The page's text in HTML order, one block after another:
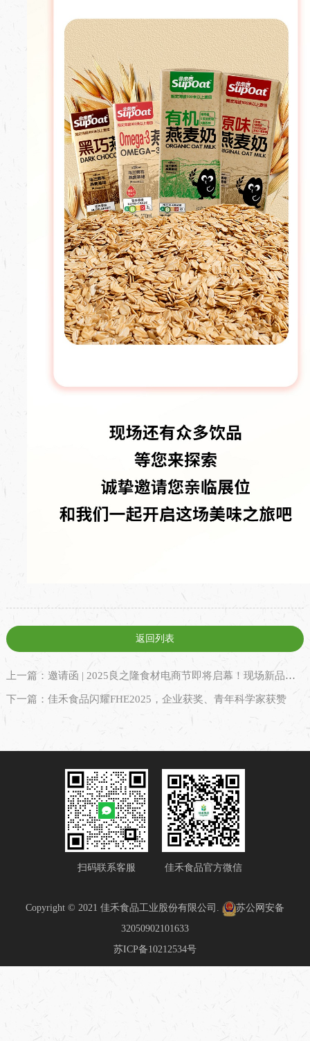
返回列表
上一篇：邀请函 | 2025良之隆食材电商节即将启幕！现场新品亮相，期待您的光临！
下一篇：佳禾食品闪耀FHE2025，企业获奖、青年科学家获赞
扫码联系客服 佳禾食品官方微信
Copyright © 2021 佳禾食品工业股份有限公司.
苏公网安备
32050902101633
苏ICP备10212534号